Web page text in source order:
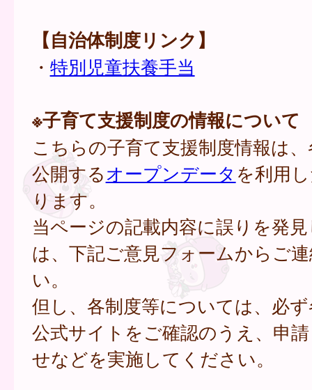
【自治体制度リンク】
・ 特別児童扶養手当
※子育て支援制度の情報について
こちらの子育て支援制度情報は
公開するオープンデータ を利用
ります。
当ページの記載内容に誤りを発
は、下記ご意見フォームからご
い。
但し、各制度等については、必
公式サイトをご確認のうえ、申
せなどを実施してください。